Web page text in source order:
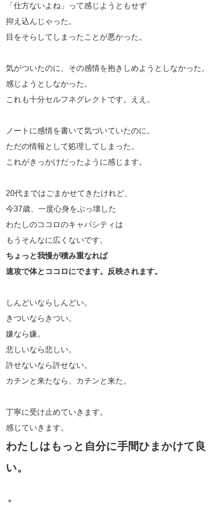
「仕方ないよね」って感じようともせず
抑え込んじゃった。
目をそらしてしまったことが悪かった。
気がついたのに、その感情を抱きしめようとしなかった。
感じようとしなかった。
これも十分セルフネグレクトです。ええ。
ノートに感情を書いて気づいていたのに。
ただの情報として処理してしまった。
これがきっかけだったように感じます。
20代まではごまかせてきたけれど、
今37歳、一度心身をぶっ壊した
わたしのココロのキャパシティは
もうそんなに広くないです。
ちょっと我慢が積み重なれば
速攻で体とココロにでます。反映されます。
しんどいならしんどい。
きついならきつい。
嫌なら嫌。
悲しいなら悲しい。
許せないなら許せない。
カチンと来たなら、カチンと来た。
丁寧に受け止めていきます。
感じていきます。
わたしはもっと自分に手間ひまかけて良
い。
＊